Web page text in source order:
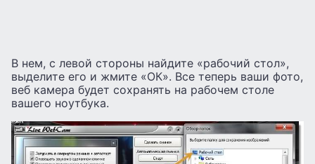
В нем, с левой стороны найдите «рабочий стол»,
выделите его и жмите «ОК». Все теперь ваши фото,
веб камера будет сохранять на рабочем столе
вашего ноутбука.